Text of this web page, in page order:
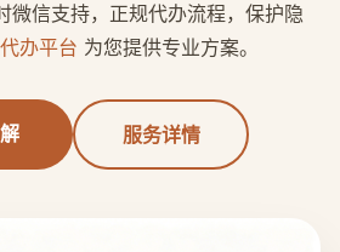
微信支持，正规代办流程，保护隐
办平台 为您提供专业方案。
服务详情